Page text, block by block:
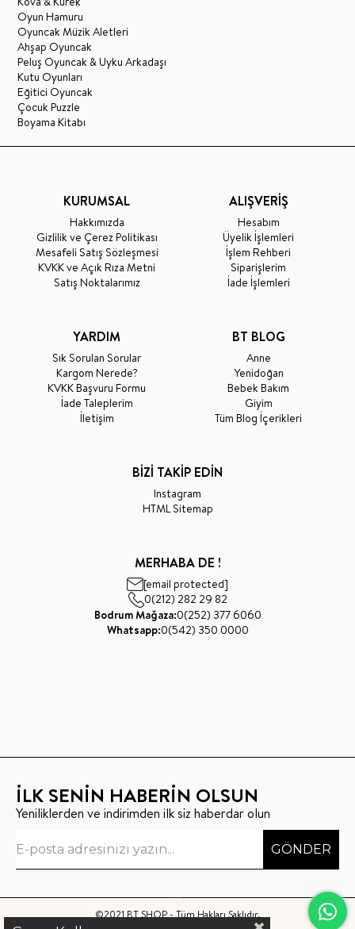
Oyun Hamuru
Oyuncak Müzik Aletleri
Ahşap Oyuncak
Peluş Oyuncak & Uyku Arkadaşı
Kutu Oyunları
Eğitici Oyuncak
Çocuk Puzzle
Boyama Kitabı
KURUMSAL
Hakkımızda
Gizlilik ve Çerez Politikası
Mesafeli Satış Sözleşmesi
KVKK ve Açık Rıza Metni
Satış Noktalarımız
ALIŞVERİŞ
Hesabım
Üyelik İşlemleri
İşlem Rehberi
Siparişlerim
İade İşlemleri
YARDIM
Sık Sorulan Sorular
Kargom Nerede?
KVKK Başvuru Formu
İade Taleplerim
İletişim
BT BLOG
Anne
Yenidoğan
Bebek Bakım
Giyim
Tüm Blog İçerikleri
BİZİ TAKİP EDİN
Instagram
HTML Sitemap
MERHABA DE !
[email protected]
0(212) 282 29 82
Bodrum Mağaza:0(252) 377 6060
Whatsapp:0(542) 350 0000
İLK SENİN HABERİN OLSUN
Yeniliklerden ve indirimden ilk siz haberdar olun
GÖNDER
©2021 BT SHOP - Tüm Hakları Saklıdır.